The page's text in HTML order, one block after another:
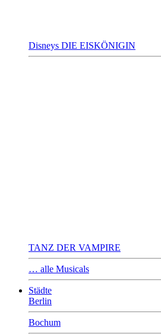
Disneys DIE EISKÖNIGIN
TANZ DER VAMPIRE
… alle Musicals
Städte
Berlin
Bochum